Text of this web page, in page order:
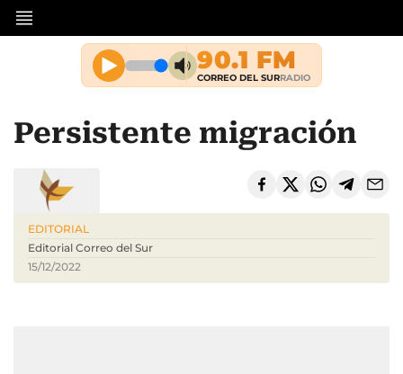
Persistente migración
EDITORIAL
Editorial Correo del Sur
15/12/2022